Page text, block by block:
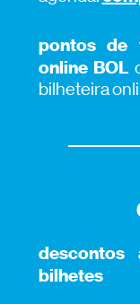
pontos de
online BOL
bilheteira
descontos
bilhetes